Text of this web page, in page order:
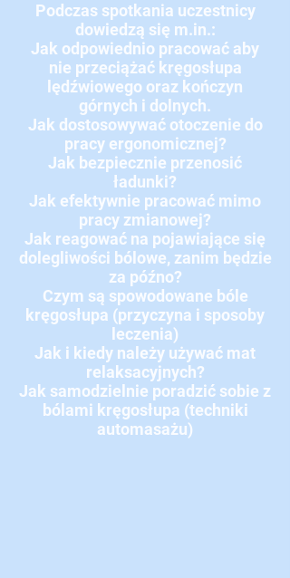
Podczas spotkania uczestnicy
dowiedzą się m.in.:
Jak odpowiednio pracować aby
nie przeciążać kręgosłupa
lędźwiowego oraz kończyn
górnych i dolnych.
Jak dostosowywać otoczenie do
pracy ergonomicznej?
Jak bezpiecznie przenosić
ładunki?
Jak efektywnie pracować mimo
pracy zmianowej?
Jak reagować na pojawiające się
dolegliwości bólowe, zanim będzie
za późno?
Czym są spowodowane bóle
kręgosłupa (przyczyna i sposoby
leczenia)
Jak i kiedy należy używać mat
relaksacyjnych?
Jak samodzielnie poradzić sobie z
bólami kręgosłupa (techniki
automasażu)